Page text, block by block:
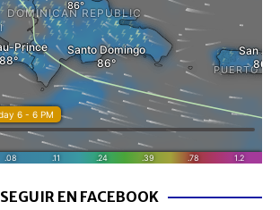
SEGUIR EN FACEBOOK